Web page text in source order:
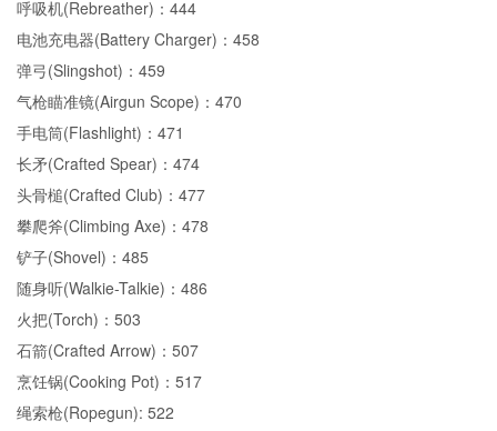
呼吸机(Rebreather)：444
电池充电器(Battery Charger)：458
弹弓(Slingshot)：459
气枪瞄准镜(Airgun Scope)：470
手电筒(Flashlight)：471
长矛(Crafted Spear)：474
头骨槌(Crafted Club)：477
攀爬斧(Climbing Axe)：478
铲子(Shovel)：485
随身听(Walkie-Talkie)：486
火把(Torch)：503
石箭(Crafted Arrow)：507
烹饪锅(Cooking Pot)：517
绳索枪(Ropegun): 522